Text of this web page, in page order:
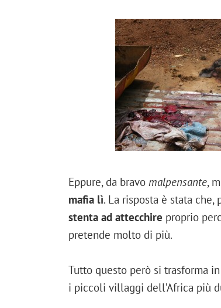
Eppure, da bravo malpensante,
mafia lì. La risposta è stata
stenta ad attecchire proprio
pretende molto di più.
Tutto questo però si trasforma
i piccoli villaggi dell’Africa più